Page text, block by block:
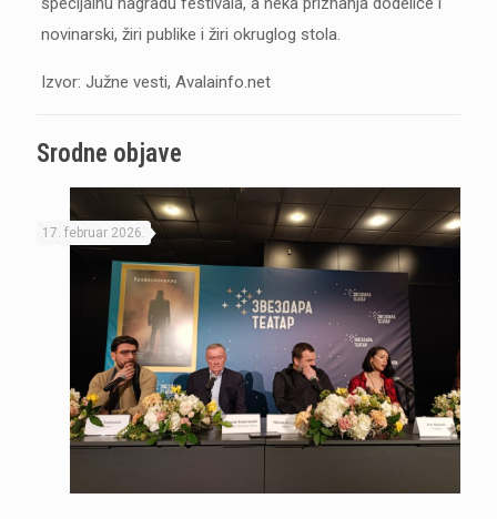
novinarski, žiri publike i žiri okruglog stola.
Izvor: Južne vesti, Avalainfo.net
Srodne objave
17. februar 2026.